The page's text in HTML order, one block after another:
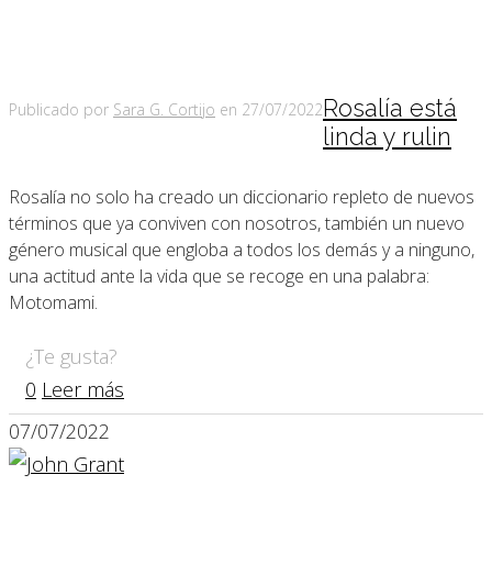
Publicado por Sara G. Cortijo en 27/07/2022Rosalía está
linda y rulin
Rosalía no solo ha creado un diccionario repleto de nuevos
términos que ya conviven con nosotros, también un nuevo
género musical que engloba a todos los demás y a ninguno,
una actitud ante la vida que se recoge en una palabra:
Motomami.
¿Te gusta?
0 Leer más
07/07/2022